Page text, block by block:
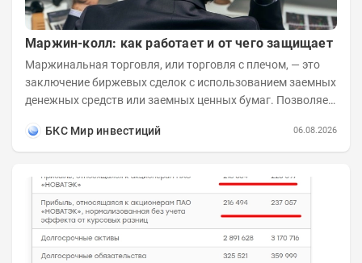
Маржин-колл: как работает и от чего защищает
Маржинальная торговля, или торговля с плечом, — это
заключение биржевых сделок с использованием заемных
денежных средств или заемных ценных бумаг. Позволяет
БКС Мир инвестиций
06.08.2026